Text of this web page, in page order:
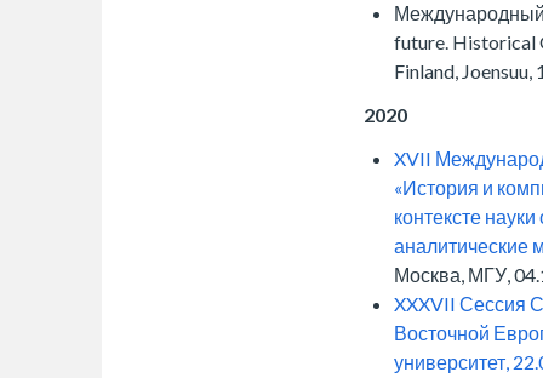
Международный
future. Historical
Finland,
2020
XVII
«История и
контексте
аналитические
Москва, МГУ,
XXXVII Сессия
Восточной
университет,